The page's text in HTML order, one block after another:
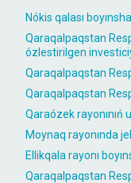
Nókis qalası
Qaraqalpaqstan
ózlestirilgen
Qaraqalpaqstan
Qaraqalpaqstan
Qaraózek rayonınıń
Moynaq rayonında
Ellikqala rayonı
Qaraqalpaqstan